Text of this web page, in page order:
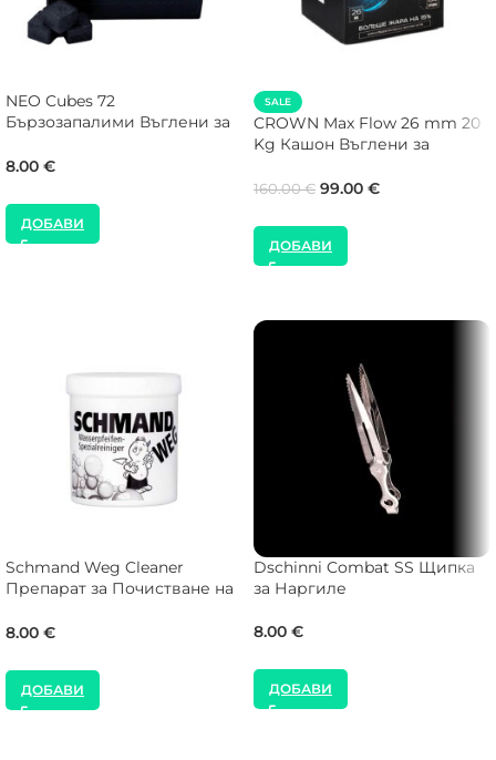
NEO Cubes 72
Бързозапалими Въглени за
8.00 €
ДОБАВИ
SALE
CROWN Max Flow 26 mm 20
Kg Кашон Въглени за
160.00€ 99.00 €
ДОБАВИ
Schmand Weg Cleaner
Препарат за Почистване на
8.00 €
ДОБАВИ
Dschinni Combat SS Щипка
за Наргиле
8.00 €
ДОБАВИ